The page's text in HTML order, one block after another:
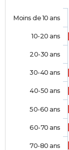
Moins de 10 ans
10-20 ans
20-30 ans
30-40 ans
40-50 ans
50-60 ans
60-70 ans
70-80 ans